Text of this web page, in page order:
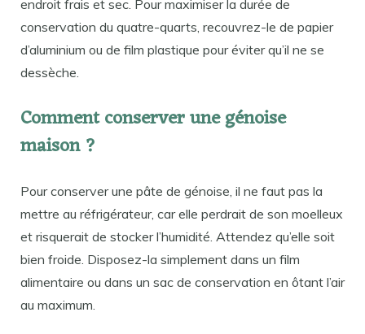
endroit frais et sec. Pour maximiser la durée de
conservation du quatre-quarts, recouvrez-le de papier
d’aluminium ou de film plastique pour éviter qu’il ne se
dessèche.
Comment conserver une génoise
maison ?
Pour conserver une pâte de génoise, il ne faut pas la
mettre au réfrigérateur, car elle perdrait de son moelleux
et risquerait de stocker l’humidité. Attendez qu’elle soit
bien froide. Disposez-la simplement dans un film
alimentaire ou dans un sac de conservation en ôtant l’air
au maximum.